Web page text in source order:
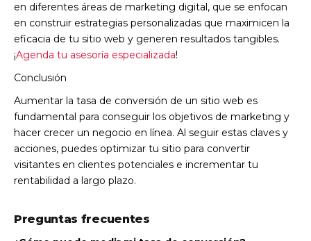
en diferentes áreas de marketing digital, que se enfocan
en construir estrategias personalizadas que maximicen la
eficacia de tu sitio web y generen resultados tangibles.
¡Agenda tu asesoría especializada!
Conclusión
Aumentar la tasa de conversión de un sitio web es
fundamental para conseguir los objetivos de marketing y
hacer crecer un negocio en línea. Al seguir estas claves y
acciones, puedes optimizar tu sitio para convertir
visitantes en clientes potenciales e incrementar tu
rentabilidad a largo plazo.
Preguntas frecuentes